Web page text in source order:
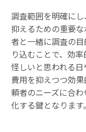
調査範囲を明確に
抑えるための重要
者と一緒に調査の
り込むことで、効
怪しいと思われる日
費用を抑えつつ効
頼者のニーズに合
化する鍵となります。